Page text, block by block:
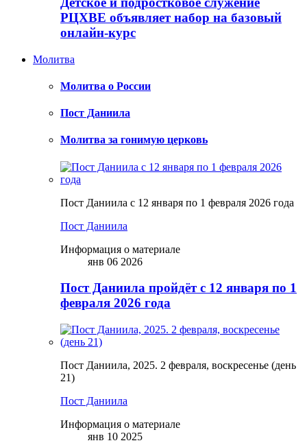
РЦХВЕ объявляет набор на базовый
онлайн-курс
Молитва
Молитва о России
Пост Даниила
Молитва за гонимую церковь
Пост Даниила с 12 января по 1 февраля 2026 года
Пост Даниила
Информация о материале
янв 06 2026
Пост Даниила пройдёт с 12 января по 1
февраля 2026 года
Пост Даниила, 2025. 2 февраля, воскресенье (день
21)
Пост Даниила
Информация о материале
янв 10 2025